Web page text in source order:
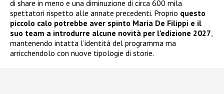
di share in meno e una diminuzione di circa 600 mila
spettatori rispetto alle annate precedenti. Proprio questo
piccolo calo potrebbe aver spinto Maria De Filippi e il
suo team a introdurre alcune novità per l’edizione 2027
mantenendo intatta l’identità del programma ma
arricchendolo con nuove tipologie di storie.